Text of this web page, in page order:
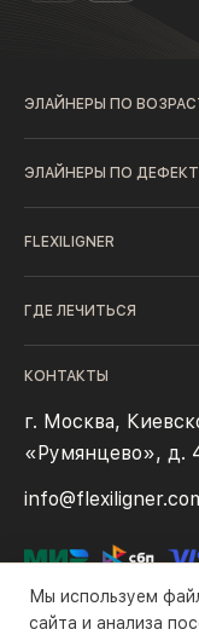
ЭЛАЙНЕРЫ ПО
ЭЛАЙНЕРЫ ПО
FLEXILIGNER
ГДЕ ЛЕЧИТЬСЯ
КОНТАКТЫ
г. Москва,
«Румянцево», д.
Мы используем
сайта и анализа